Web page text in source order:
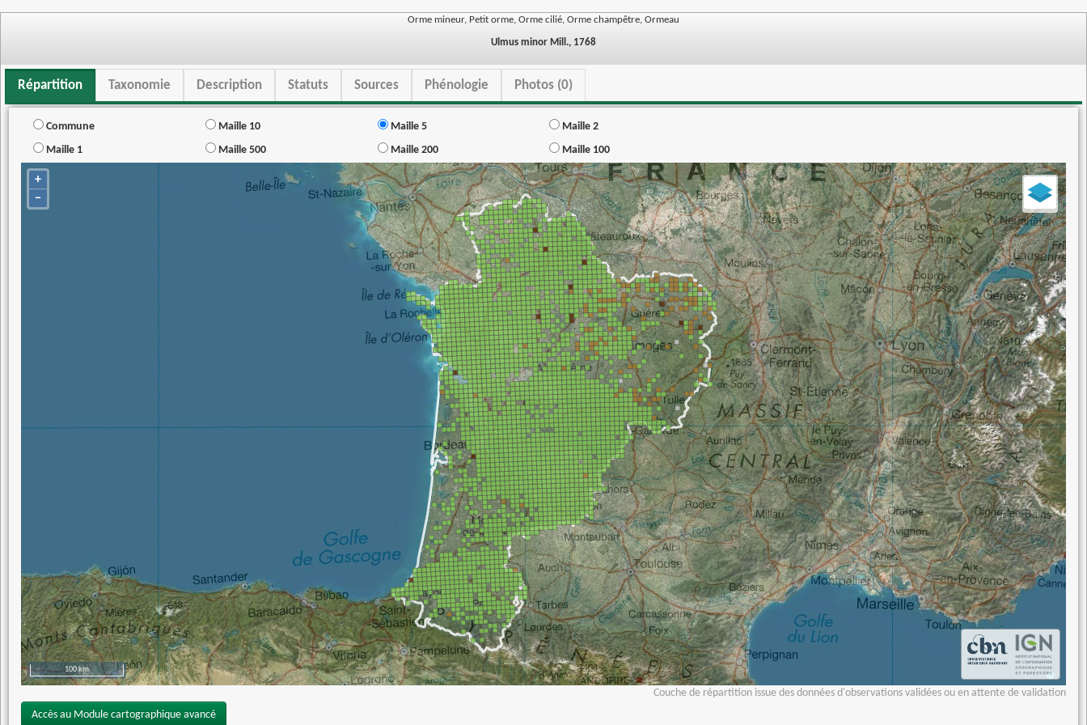
Orme mineur, Petit orme, Orme cilié, Orme champêtre, Ormeau
Ulmus minor Mill., 1768
Répartition Taxonomie Description Statuts Sources Phénologie Photos (0)
Commune Maille 10 Maille 5
Maille 2
Maille 1
Maille 500 Maille 200 Maille 100
+
−
100 km
Couche de répartition issue des données d'observations validées ou en attente de validation
Accès au Module cartographique avancé